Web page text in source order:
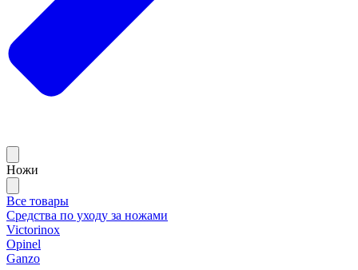
Ножи
Все товары
Средства по уходу за ножами
Victorinox
Opinel
Ganzo